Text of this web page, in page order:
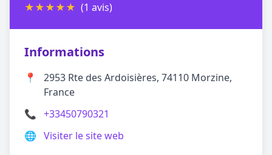
★★★★★ (1 avis)
Informations
📍
2953 Rte des Ardoisières, 74110 Morzine,
France
📞 +33450790321
🌐 Visiter le site web